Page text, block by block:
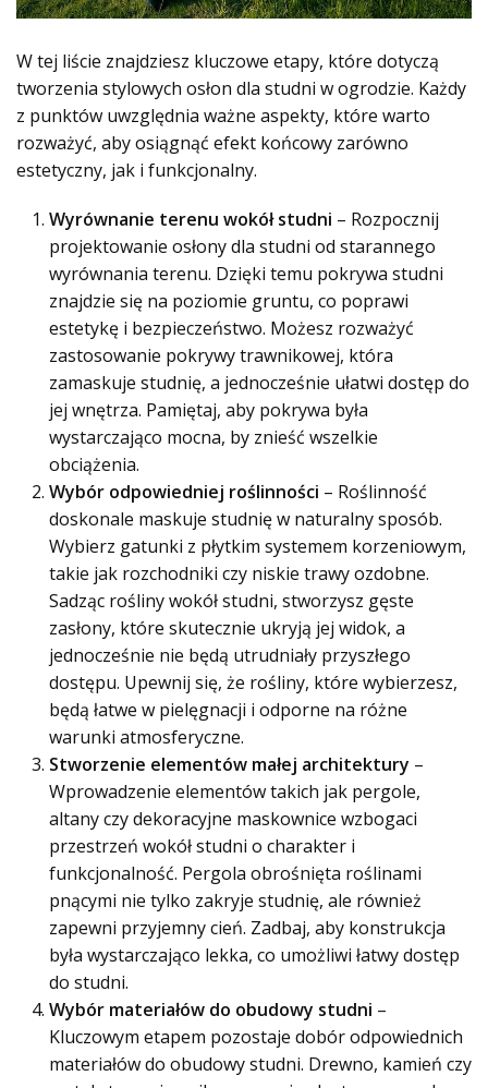
W tej liście znajdziesz kluczowe etapy, które dotyczą
tworzenia stylowych osłon dla studni w ogrodzie. Każdy
z punktów uwzględnia ważne aspekty, które warto
rozważyć, aby osiągnąć efekt końcowy zarówno
estetyczny, jak i funkcjonalny.
Wyrównanie terenu wokół studni – Rozpocznij
projektowanie osłony dla studni od starannego
wyrównania terenu. Dzięki temu pokrywa studni
znajdzie się na poziomie gruntu, co poprawi
estetykę i bezpieczeństwo. Możesz rozważyć
zastosowanie pokrywy trawnikowej, która
zamaskuje studnię, a jednocześnie ułatwi dostęp do
jej wnętrza. Pamiętaj, aby pokrywa była
wystarczająco mocna, by znieść wszelkie
obciążenia.
Wybór odpowiedniej roślinności – Roślinność
doskonale maskuje studnię w naturalny sposób.
Wybierz gatunki z płytkim systemem korzeniowym,
takie jak rozchodniki czy niskie trawy ozdobne.
Sadząc rośliny wokół studni, stworzysz gęste
zasłony, które skutecznie ukryją jej widok, a
jednocześnie nie będą utrudniały przyszłego
dostępu. Upewnij się, że rośliny, które wybierzesz,
będą łatwe w pielęgnacji i odporne na różne
warunki atmosferyczne.
Stworzenie elementów małej architektury –
Wprowadzenie elementów takich jak pergole,
altany czy dekoracyjne maskownice wzbogaci
przestrzeń wokół studni o charakter i
funkcjonalność. Pergola obrośnięta roślinami
pnącymi nie tylko zakryje studnię, ale również
zapewni przyjemny cień. Zadbaj, aby konstrukcja
była wystarczająco lekka, co umożliwi łatwy dostęp
do studni.
Wybór materiałów do obudowy studni –
Kluczowym etapem pozostaje dobór odpowiednich
materiałów do obudowy studni. Drewno, kamień czy